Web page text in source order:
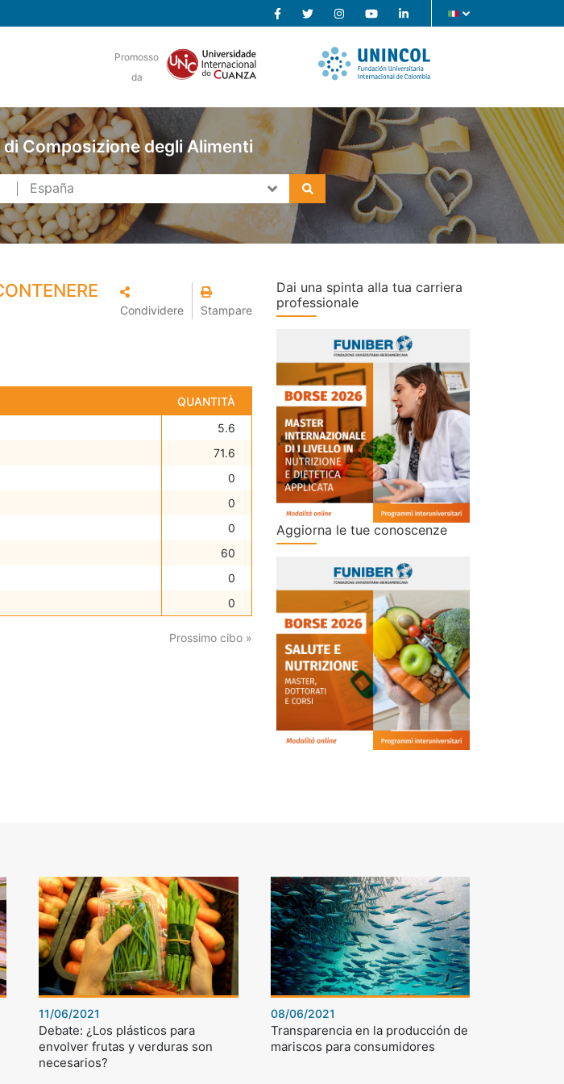
Promosso
da
Composizione degli Alimenti
Condividere Stampare
QUANTITÀ
5.6
71.6
0
0
0
60
0
0
Prossimo cibo »
Dai una spinta alla tua carriera
professionale
Aggiorna le tue conoscenze
11/06/2021
Debate: ¿Los plásticos para
envolver frutas y verduras son
necesarios?
08/06/2021
Transparencia en la producción de
mariscos para consumidores